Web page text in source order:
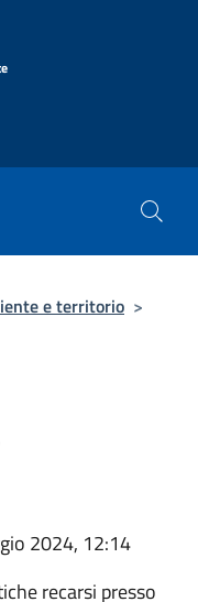
e territorio >
2024, 12:14
recarsi presso